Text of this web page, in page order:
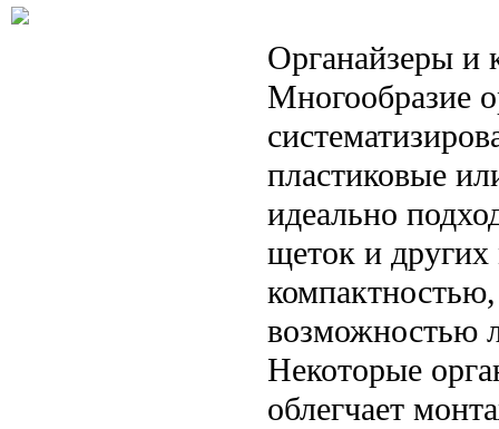
Органайзеры и
Многообразие
пластиковые
идеально
щеток и
возможностью
Некоторые
облегчает